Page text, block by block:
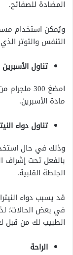
المضادة للصفائح.
ويُمكن استخدام
التنفس والتوتر
تناول الأسبرين
امضغ 300
مادة الأسبرين.
تناول دواء
وذلك في حال
بالفعل تحت إشراف
الجلطة القلبية.
قد يسبب دواء
في بعض الحالات؛
الطبيب لك من قبل
الراحة